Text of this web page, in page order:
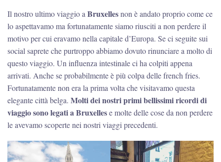
Il nostro ultimo viaggio a Bruxellesnon è andato proprio come ce
lo aspettavamo ma fortunatamente siamo riusciti a non perdere il
motivo per cui eravamo nella capitale d’Europa. Se ci seguite sui
social saprete che purtroppo abbiamo dovuto rinunciare a molto di
questo viaggio. Un influenza intestinale ci ha colpiti appena
arrivati. Anche se probabilmente è più colpa delle french fries.
Fortunatamente non era la prima volta che visitavamo questa
elegante città belga. Molti dei nostri primi bellissimi ricordi di
viaggio sono legati a Bruxellese molte delle cose da non perdere
le avevamo scoperte nei nostri viaggi precedenti.